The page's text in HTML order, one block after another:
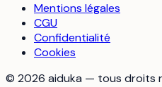
Mentions légales
CGU
Confidentialité
Cookies
© 2026 aiduka — tous droits